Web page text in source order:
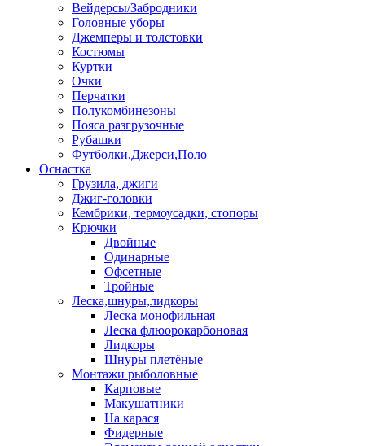
Вейдерсы/Забродники
Головные уборы
Джемперы и толстовки
Костюмы
Куртки
Очки
Перчатки
Полукомбинезоны
Пояса разгрузочные
Рубашки
Футболки,Джерси,Поло
Оснастка
Грузила, джиги
Джиг-головки
Кембрики, термоусадки, стопоры
Крючки
Двойные
Одинарные
Офсетные
Тройные
Леска,шнуры,лидкоры
Леска монофильная
Леска флюорокарбоновая
Лидкоры
Шнуры плетёные
Монтажи рыболовные
Карповые
Макушатники
На карася
Фидерные